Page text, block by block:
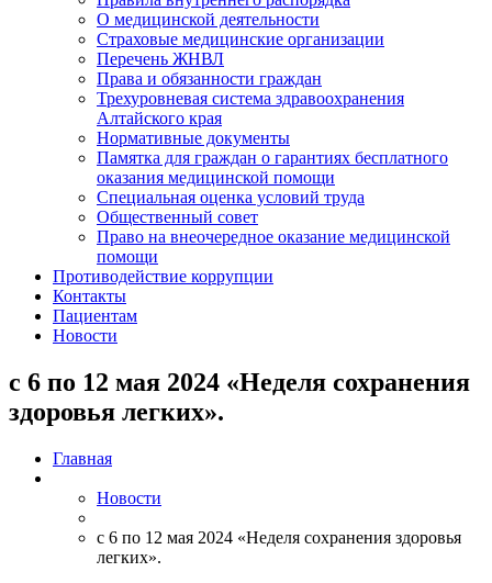
О медицинской деятельности
Страховые медицинские организации
Перечень ЖНВЛ
Права и обязанности граждан
Трехуровневая система здравоохранения
Алтайского края
Нормативные документы
Памятка для граждан о гарантиях бесплатного
оказания медицинской помощи
Специальная оценка условий труда
Общественный совет
Право на внеочередное оказание медицинской
помощи
Противодействие коррупции
Контакты
Пациентам
Новости
с 6 по 12 мая 2024 «Неделя сохранения
здоровья легких».
Главная
Новости
с 6 по 12 мая 2024 «Неделя сохранения здоровья
легких».